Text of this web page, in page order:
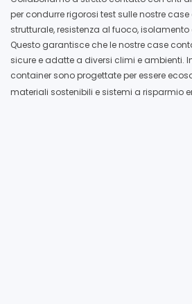
per condurre rigorosi test sulle nostre
strutturale, resistenza al fuoco, isolamento
Questo garantisce che le nostre case
sicure e adatte a diversi climi e ambienti.
container sono progettate per essere
materiali sostenibili e sistemi a risparmio